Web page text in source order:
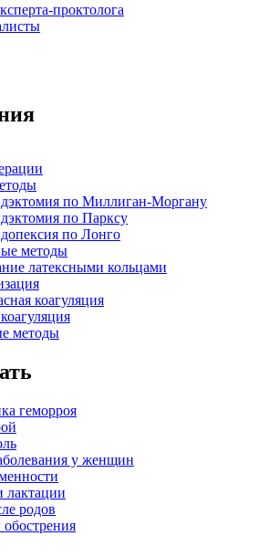
проктолога
по Миллиган-Моргану
по Парксу
по Лонгo
методы
латексными кольцами
коагуляция
методы
геморроя
у женщин
лактации
родов